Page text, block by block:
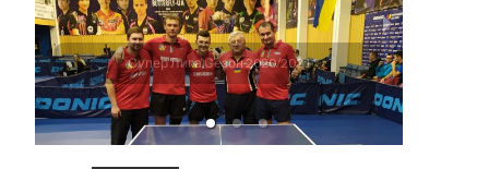
Супер Лига Сезон 2020/2021